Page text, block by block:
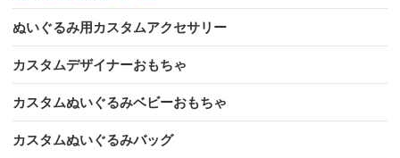
ぬいぐるみ用カスタムアクセサリー
カスタムデザイナーおもちゃ
カスタムぬいぐるみベビーおもちゃ
カスタムぬいぐるみバッグ